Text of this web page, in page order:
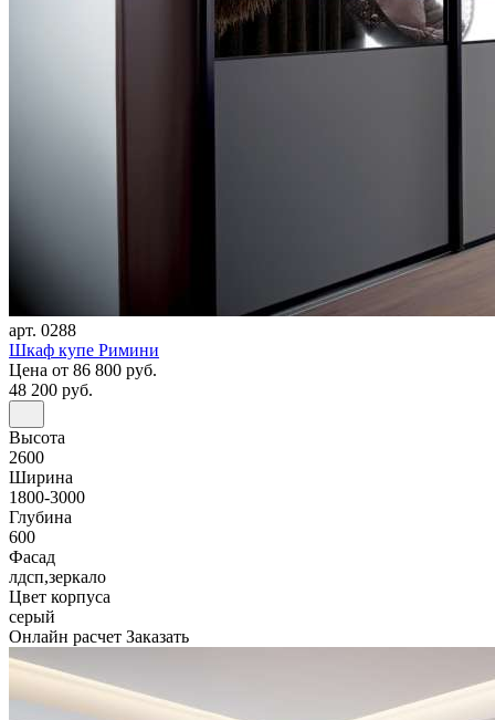
арт. 0288
Шкаф купе Римини
Цена от 86 800 руб.
48 200 руб.
Высота
2600
Ширина
1800-3000
Глубина
600
Фасад
лдсп,зеркало
Цвет корпуса
серый
Онлайн расчет Заказать